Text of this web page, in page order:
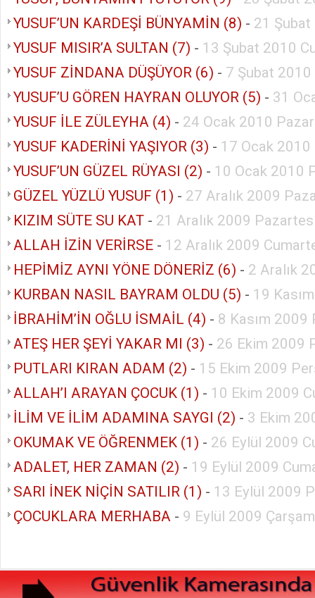
YUSUF’UN KARDEŞİ BÜNYAMİN (8) - 21
YUSUF MISIR’A SULTAN (7) - 13 Şubat 2010
YUSUF ZİNDANA DÜŞÜYOR (6) - 7 Şubat
YUSUF’U GÖREN HAYRAN OLUYOR (5) - 31
YUSUF İLE ZÜLEYHA (4) - 24 Ocak 2010 Pazar
YUSUF KADERİNİ YAŞIYOR (3) - 17 Ocak 2010
YUSUF’UN GÜZEL RÜYASI (2) - 10 Ocak 2010
GÜZEL YÜZLÜ YUSUF (1) - 27 Aralık 2009
KIZIM SÜTE SU KAT - 21 Aralık 2009
ALLAH İZİN VERİRSE - 12 Aralık 2009
HEPİMİZ AYNI YÖNE DÖNERİZ (6) - 2 Aralık
KURBAN NASIL BAYRAM OLDU (5) - 19
İBRAHİM’İN OĞLU İSMAİL (4) - 8 Kasım 2009
ATEŞ HER ŞEYİ YAKAR MI (3) - 26 Ekim 2009
PUTLARI KIRAN ADAM (2) - 15 Ekim 2009
ALLAH’I ARAYAN ÇOCUK (1) - 10 Ekim 2009
İLİM VE İLİM ADAMINA SAYGI (2) - 3 Ekim
OKUMAK VE ÖĞRENMEK (1) - 26 Eylül 2009
ADALET, HER ZAMAN (2) - 19 Eylül 2009
SARI İNEK NİÇİN SATILIR (1) - 13 Eylül 2009
ÇOCUKLARA MERHABA - 9 Eylül 2009